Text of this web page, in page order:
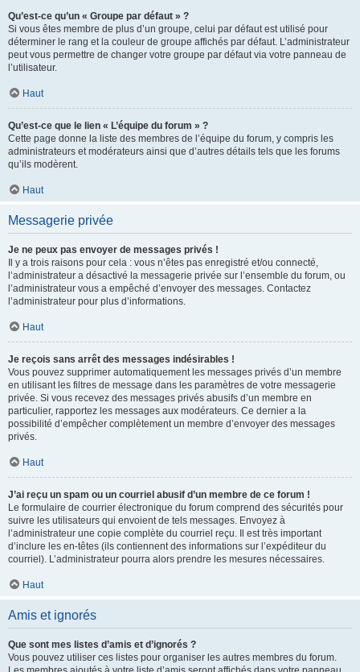
Qu’est-ce qu’un « Groupe par défaut » ?
Si vous êtes membre de plus d’un groupe, celui par défaut est utilisé pour
déterminer le rang et la couleur de groupe affichés par défaut. L’administrateur
peut vous permettre de changer votre groupe par défaut via votre panneau de
l’utilisateur.
Haut
Qu’est-ce que le lien « L’équipe du forum » ?
Cette page donne la liste des membres de l’équipe du forum, y compris les
administrateurs et modérateurs ainsi que d’autres détails tels que les forums
qu’ils modèrent.
Haut
Messagerie privée
Je ne peux pas envoyer de messages privés !
Il y a trois raisons pour cela : vous n’êtes pas enregistré et/ou connecté,
l’administrateur a désactivé la messagerie privée sur l’ensemble du forum, ou
l’administrateur vous a empêché d’envoyer des messages. Contactez
l’administrateur pour plus d’informations.
Haut
Je reçois sans arrêt des messages indésirables !
Vous pouvez supprimer automatiquement les messages privés d’un membre
en utilisant les filtres de message dans les paramètres de votre messagerie
privée. Si vous recevez des messages privés abusifs d’un membre en
particulier, rapportez les messages aux modérateurs. Ce dernier a la
possibilité d’empêcher complètement un membre d’envoyer des messages
privés.
Haut
J’ai reçu un spam ou un courriel abusif d’un membre de ce forum !
Le formulaire de courrier électronique du forum comprend des sécurités pour
suivre les utilisateurs qui envoient de tels messages. Envoyez à
l’administrateur une copie complète du courriel reçu. Il est très important
d’inclure les en-têtes (ils contiennent des informations sur l’expéditeur du
courriel). L’administrateur pourra alors prendre les mesures nécessaires.
Haut
Amis et ignorés
Que sont mes listes d’amis et d’ignorés ?
Vous pouvez utiliser ces listes pour organiser les autres membres du forum.